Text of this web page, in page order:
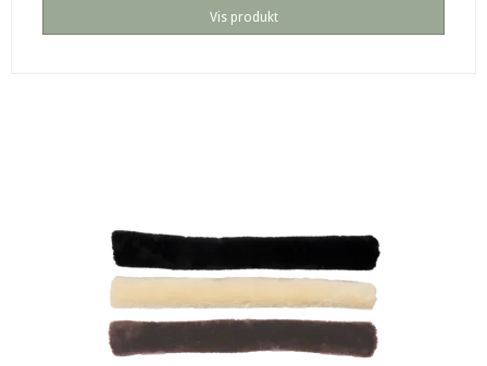
Vis produkt